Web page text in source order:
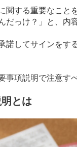
関する重要なこと
だっけ？」と、内
諾してサインをす
事項説明で注意す
とは